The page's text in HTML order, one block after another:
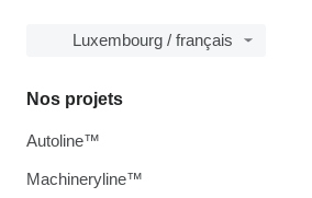
Luxembourg / français
Nos projets
Autoline™
Machineryline™